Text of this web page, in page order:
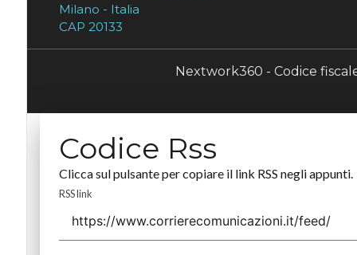
Milano - Italia
CAP 20133
Nextwork360 - Codice
Codice Rss
Clicca sul pulsante per copiare il link RSS negli appunti.
RSS link